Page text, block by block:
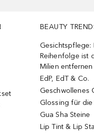
BEAUTY
Gesichtspflege:
Reihenfolge ist
Milien entfernen
EdP, EdT & Co.
Geschwollenes
Glossing für die
Gua Sha Steine
Lip Tint & Lip